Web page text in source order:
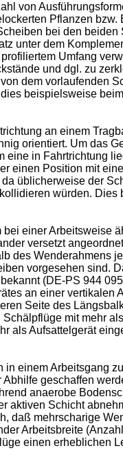
von
Pflanzen bzw.
bei den
unter dem
Umfang
und dgl. zu
dem vorlaufenden
beispielsweise
an einem
orientiert. Um das
in Fahrtrichtung
einen Position mit
üblicherweise der
würden. Dies
einer Arbeitsweise
versetzt
des Wenderahmens
vorgesehen sind.
(DE-PS 944
an einer vertikalen
Seite des
mit mehr
als Aufsattelgerät
einem Arbeitsgang
geschaffen
anaerobe
aktiven Schicht
daß mehrscharige
Arbeitsbreite
einen erheblichen